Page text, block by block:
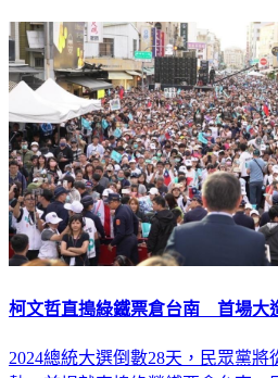
柯文哲直搗綠鐵票倉台南 首場大
2024總統大選倒數28天，民眾黨